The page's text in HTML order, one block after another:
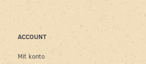
ACCOUNT
Mit konto